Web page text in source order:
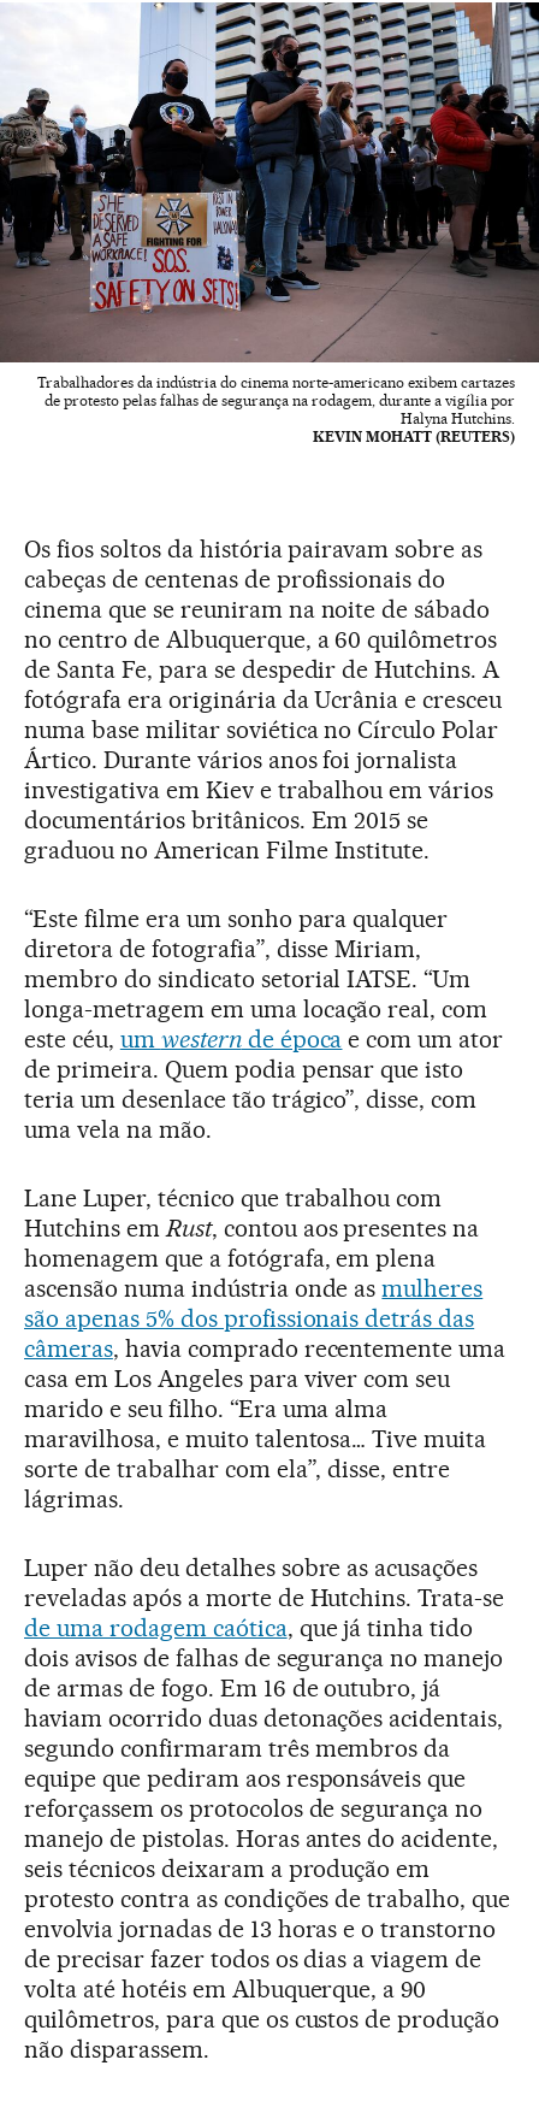
Trabalhadores da indústria do cinema norte-americano exibem cartazes
de protesto pelas falhas de segurança na rodagem, durante a vigília por
Halyna Hutchins.
KEVIN MOHATT (REUTERS)
Os fios soltos da história pairavam sobre as
cabeças de centenas de profissionais do
cinema que se reuniram na noite de sábado
no centro de Albuquerque, a 60 quilômetros
de Santa Fe, para se despedir de Hutchins. A
fotógrafa era originária da Ucrânia e cresceu
numa base militar soviética no Círculo Polar
Ártico. Durante vários anos foi jornalista
investigativa em Kiev e trabalhou em vários
documentários britânicos. Em 2015 se
graduou no American Filme Institute.
“Este filme era um sonho para qualquer
diretora de fotografia”, disse Miriam,
membro do sindicato setorial IATSE. “Um
longa-metragem em uma locação real, com
este céu, um westernde época e com um ator
de primeira. Quem podia pensar que isto
teria um desenlace tão trágico”, disse, com
uma vela na mão.
Lane Luper, técnico que trabalhou com
Hutchins em Rust, contou aos presentes na
homenagem que a fotógrafa, em plena
ascensão numa indústria onde asmulheres
são apenas 5% dos profissionais detrás das
câmeras, havia comprado recentemente uma
casa em Los Angeles para viver com seu
marido e seu filho. “Era uma alma
maravilhosa, e muito talentosa… Tive muita
sorte de trabalhar com ela”, disse, entre
lágrimas.
Luper não deu detalhes sobre as acusações
reveladas após a morte de Hutchins. Trata-se
de uma rodagem caótica, que já tinha tido
dois avisos de falhas de segurança no manejo
de armas de fogo. Em 16 de outubro, já
haviam ocorrido duas detonações acidentais,
segundo confirmaram três membros da
equipe que pediram aos responsáveis que
reforçassem os protocolos de segurança no
manejo de pistolas. Horas antes do acidente,
seis técnicos deixaram a produção em
protesto contra as condições de trabalho, que
envolvia jornadas de 13 horas e o transtorno
de precisar fazer todos os dias a viagem de
volta até hotéis em Albuquerque, a 90
quilômetros, para que os custos de produção
não disparassem.